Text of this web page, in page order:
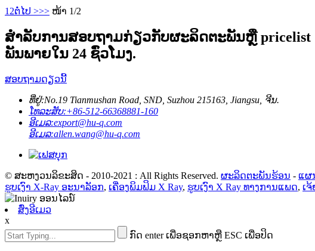
1 2ຕໍ່ໄປ >>> ໜ້າ 1/2
ສໍາ​ລັບ​ການ​ສອບ​ຖາມ​ກ່ຽວ​ກັບ​ຜະ​ລິດ​ຕະ​ພັນ​ຫຼື pricelist
ພັນ​ພາຍ​ໃນ 24 ຊົ່ວ​ໂມງ​.
ສອບຖາມດຽວນີ້
ທີ່ຢູ່:No.19 Tianmushan Road, SND, Suzhou 215163, Jiangsu, ຈີນ.
ໂທລະສັບ:+86-512-66368881-160
ອີເມລ:export@hu-q.com
ອີເມລ:allen.wang@hu-q.com
© ສະຫງວນລິຂະສິດ - 2010-2021 : All Rights Reserved. ຜະລິດຕະພັນຮ້ອນ - ແຜ
ຮູບເງົາ X-Ray ອະນາລັອກ, ເຄື່ອງພິມຟິມ X Ray, ຮູບເງົາ X Ray ທາງການແພດ, ເຈ້
ສົ່ງອີເມວ
x
ກົດ enter ເພື່ອຊອກຫາຫຼື ESC ເພື່ອປິດ